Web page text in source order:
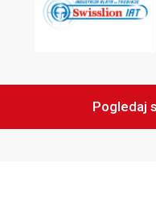
Pogledaj